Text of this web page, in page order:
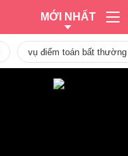
MỚI NHẤT
vụ điểm toán bất